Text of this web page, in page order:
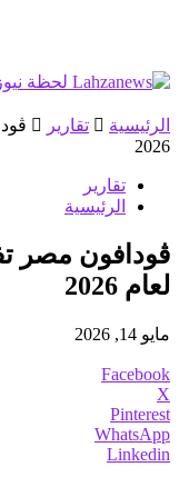
الرئيسية تقارير
2026
تقارير
الرئيسية
ڤودافون مصر
لعام 2026
مايو 14, 2026
Facebook
X
Pinterest
WhatsApp
Linkedin